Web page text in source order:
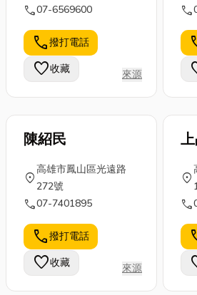
call07-6569600
call撥打電話
favorite收藏 來源
call
陳紹民
location_on
高雄市鳳山區光遠路
272號
call07-7401895
call撥打電話
favorite收藏 來源
location_on
call